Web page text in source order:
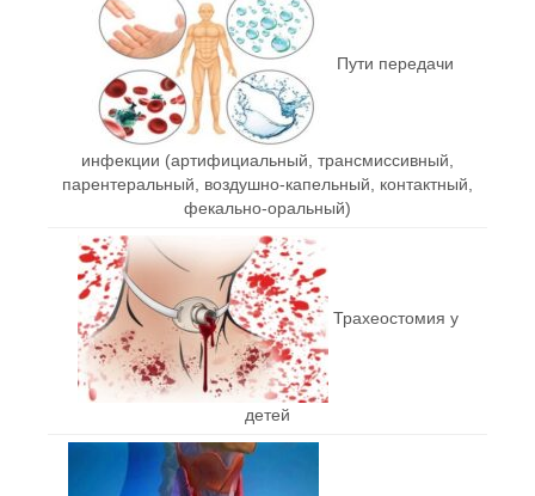
Пути передачи
инфекции (артифициальный, трансмиссивный,
парентеральный, воздушно-капельный, контактный,
фекально-оральный)
Трахеостомия у
детей